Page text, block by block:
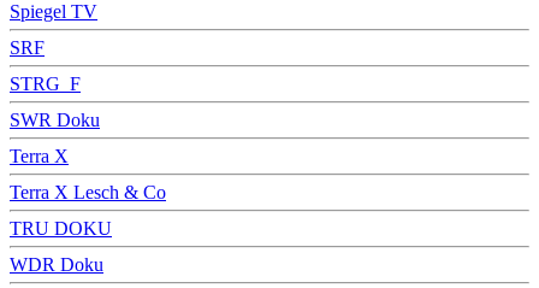
Spiegel TV
SRF
STRG_F
SWR Doku
Terra X
Terra X Lesch & Co
TRU DOKU
WDR Doku